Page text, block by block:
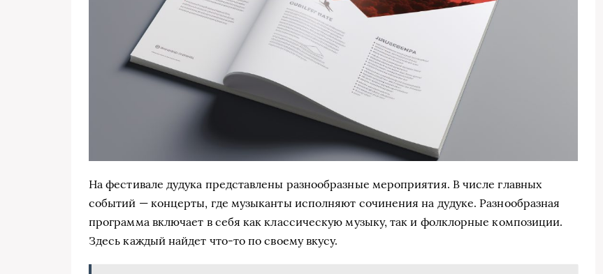
На фестивале дудука представлены разнообразные мероприятия. В числе главных
событий — концерты, где музыканты исполняют сочинения на дудуке. Разнообразная
программа включает в себя как классическую музыку, так и фолклорные композиции.
Здесь каждый найдет что-то по своему вкусу.